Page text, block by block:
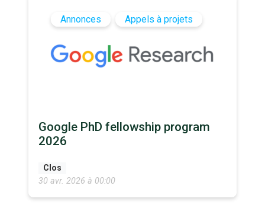
Annonces Appels à projets
Google PhD fellowship program
2026
Clos
30 avr. 2026 à 00:00